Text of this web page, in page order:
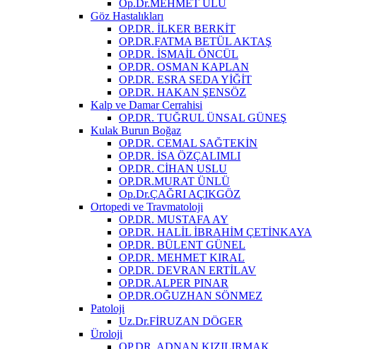
Op.Dr.MEHMET ULU
Göz Hastalıkları
OP.DR. İLKER BERKİT
OP.DR.FATMA BETÜL AKTAŞ
OP.DR. İSMAİL ÖNCÜL
OP.DR. OSMAN KAPLAN
OP.DR. ESRA SEDA YİĞİT
OP.DR. HAKAN ŞENSÖZ
Kalp ve Damar Cerrahisi
OP.DR. TUĞRUL ÜNSAL GÜNEŞ
Kulak Burun Boğaz
OP.DR. CEMAL SAĞTEKİN
OP.DR. İSA ÖZÇALIMLI
OP.DR. CİHAN USLU
OP.DR.MURAT ÜNLÜ
Op.Dr.ÇAĞRI AÇIKGÖZ
Ortopedi ve Travmatoloji
OP.DR. MUSTAFA AY
OP.DR. HALİL İBRAHİM ÇETİNKAYA
OP.DR. BÜLENT GÜNEL
OP.DR. MEHMET KIRAL
OP.DR. DEVRAN ERTİLAV
OP.DR.ALPER PINAR
OP.DR.OĞUZHAN SÖNMEZ
Patoloji
Uz.Dr.FİRUZAN DÖGER
Üroloji
OP.DR. ADNAN KIZILIRMAK